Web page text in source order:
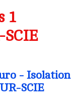
1
- Isolation
SCIE